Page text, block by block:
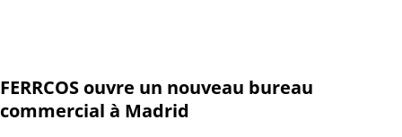
FERRCOS ouvre un nouveau bureau
commercial à Madrid